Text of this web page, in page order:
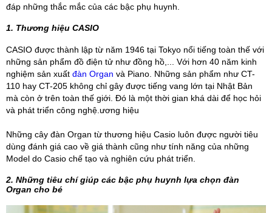
đáp những thắc mắc của các bậc phụ huynh.
1. Thương hiệu CASIO
CASIO được thành lập từ năm 1946 tại Tokyo nổi tiếng toàn thế với
những sản phẩm đồ điện tử như đồng hồ,... Với hơn 40 năm kinh
nghiệm sản xuất đàn Organ và Piano. Những sản phẩm như CT-
110 hay CT-205 không chỉ gây được tiếng vang lớn tại Nhật Bản
mà còn ở trên toàn thế giới. Đó là một thời gian khá dài để học hỏi
và phát triển công nghệ.ương hiệu
Những cây đàn Organ từ thương hiệu Casio luôn được người tiêu
dùng đánh giá cao về giá thành cũng như tính năng của những
Model do Casio chế tạo và nghiên cứu phát triển.
2. Những tiêu chí giúp các bậc phụ huynh lựa chọn đàn
Organ cho bé